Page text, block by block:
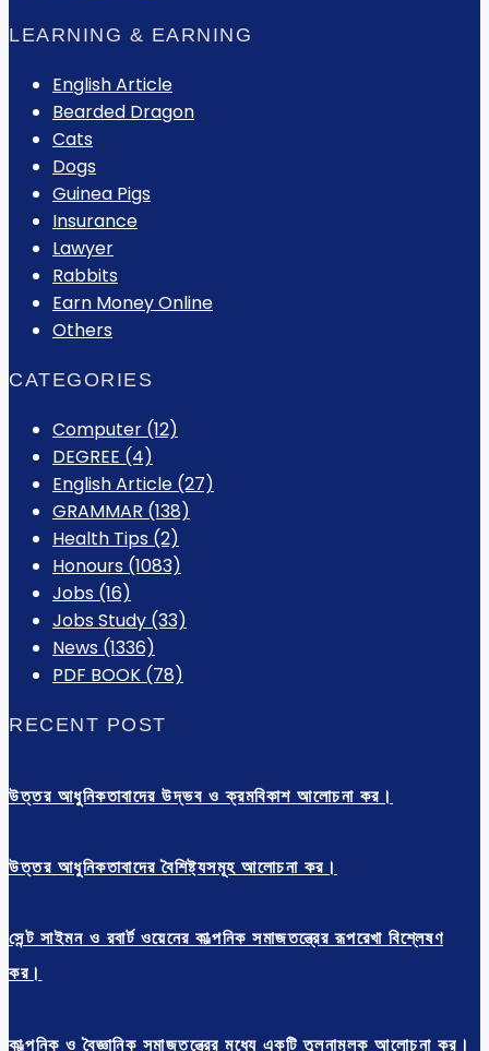
LEARNING & EARNING
English Article
Bearded Dragon
Cats
Dogs
Guinea Pigs
Insurance
Lawyer
Rabbits
Earn Money Online
Others
CATEGORIES
Computer (12)
DEGREE (4)
English Article (27)
GRAMMAR (138)
Health Tips (2)
Honours (1083)
Jobs (16)
Jobs Study (33)
News (1336)
PDF BOOK (78)
RECENT POST
উত্তর আধুনিকতাবাদের উদ্ভব ও ক্রমবিকাশ আলোচনা কর।
উত্তর আধুনিকতাবাদের বৈশিষ্ট্যসমূহ আলোচনা কর।
সেন্ট সাইমন ও রবার্ট ওয়েনের কাল্পনিক সমাজতন্ত্রের রূপরেখা বিশ্লেষণ
কর।
কাল্পনিক ও বৈজ্ঞানিক সমাজতন্ত্রের মধ্যে একটি তুলনামূলক আলোচনা কর।